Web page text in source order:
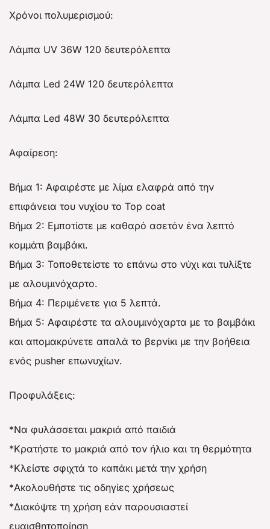
Χρόνοι πολυμερισμού:
Λάμπα UV 36W 120 δευτερόλεπτα
Λάμπα Led 24W 120 δευτερόλεπτα
Λάμπα Led 48W 30 δευτερόλεπτα
Αφαίρεση:
Βήμα 1: Αφαιρέστε με λίμα ελαφρά από την
επιφάνεια του νυχίου το Top coat
Βήμα 2: Εμποτίστε με καθαρό ασετόν ένα λεπτό
κομμάτι βαμβάκι.
Βήμα 3: Τοποθετείστε το επάνω στο νύχι και τυλίξτε
με αλουμινόχαρτο.
Βήμα 4: Περιμένετε για 5 λεπτά.
Βήμα 5: Αφαιρέστε τα αλουμινόχαρτα με το βαμβάκι
και απομακρύνετε απαλά το βερνίκι με την βοήθεια
ενός pusher επωνυχίων.
Προφυλάξεις:
*Να φυλάσσεται μακριά από παιδιά
*Κρατήστε το μακριά από τον ήλιο και τη θερμότητα
*Κλείστε σφιχτά το καπάκι μετά την χρήση
*Ακολουθήστε τις οδηγίες χρήσεως
*Διακόψτε τη χρήση εάν παρουσιαστεί
ευαισθητοποίηση